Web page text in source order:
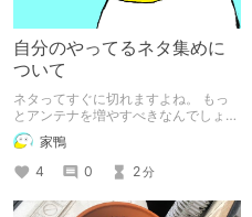
自分のやってるネタ集めに
ついて
ネタってすぐに切れますよね。 もっ
とアンテナを増やすべきなんでしょう
か？
家鴨
4
0 2分